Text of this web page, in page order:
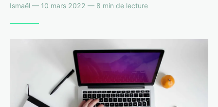
Ismaël — 10 mars 2022 — 8 min de lecture